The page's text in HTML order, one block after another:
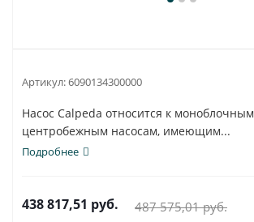
Артикул:6090134300000
Насос Calpeda относится к моноблочным
центробежным насосам, имеющим...
Подробнее
438 817,51 руб. 487 575,01руб.